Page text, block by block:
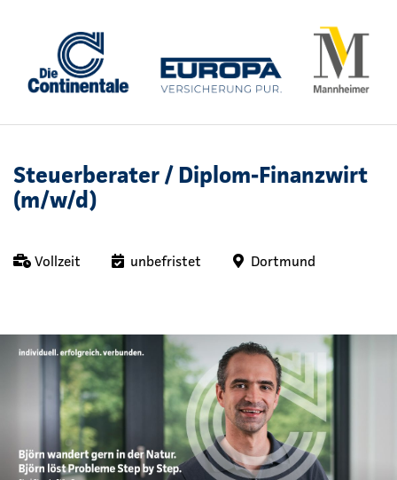
Steuerberater / Diplom-Finanzwirt
(m/w/d)
Vollzeit unbefristet Dortmund